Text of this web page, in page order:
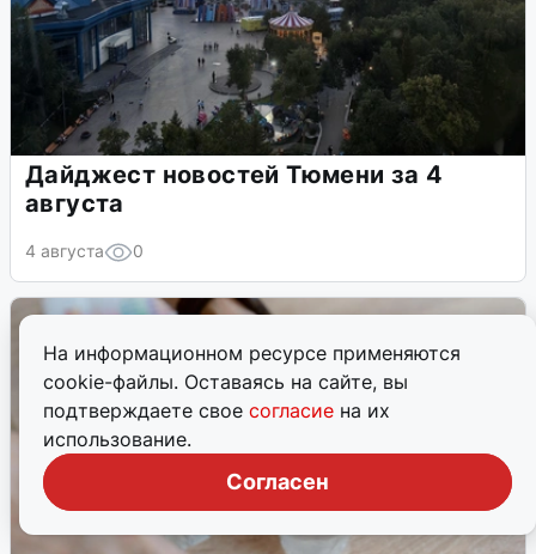
На информационном ресурсе применяются
cookie-файлы. Оставаясь на сайте, вы
подтверждаете свое согласие на их
использование.
Согласен
Дайджест новостей Тюмени за 4
августа
4 августа 0